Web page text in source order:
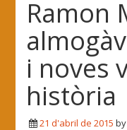
Ramon
i noves
història
21 d'abril de 2015